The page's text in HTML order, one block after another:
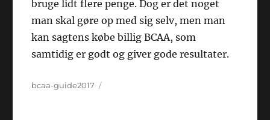
bruge lidt flere penge. Dog er det noget
man skal gøre op med sig selv, men man
kan sagtens købe billig BCAA, som
samtidig er godt og giver gode resultater.
Forfatter
bcaa-guide2017